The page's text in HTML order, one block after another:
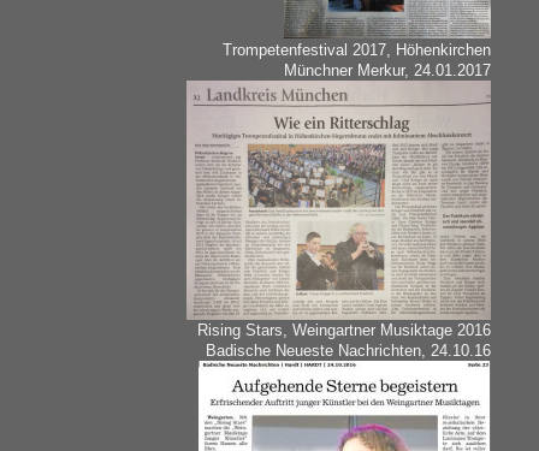
Trompetenfestival 2017, Höhenkirchen
Münchner Merkur, 24.01.2017
Rising Stars, Weingartner Musiktage 2016
Badische Neueste Nachrichten, 24.10.16